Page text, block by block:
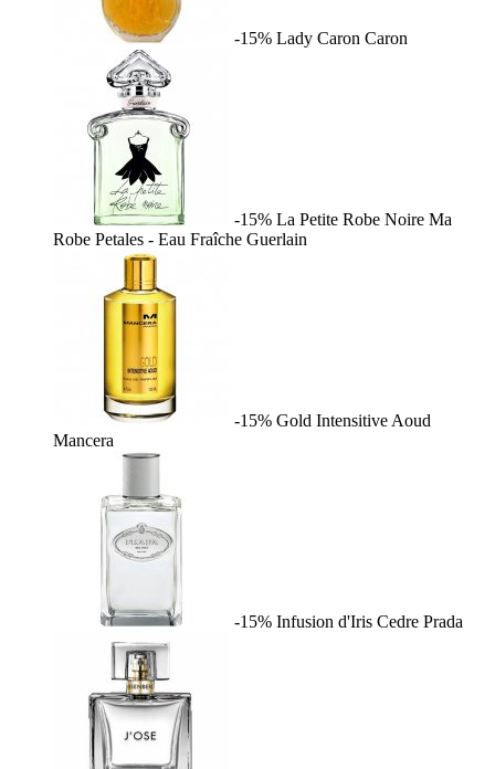
-15% Lady Caron Caron
-15% La Petite Robe Noire Ma
Robe Petales - Eau Fraîche Guerlain
-15% Gold Intensitive Aoud
Mancera
-15% Infusion d'Iris Cedre Prada